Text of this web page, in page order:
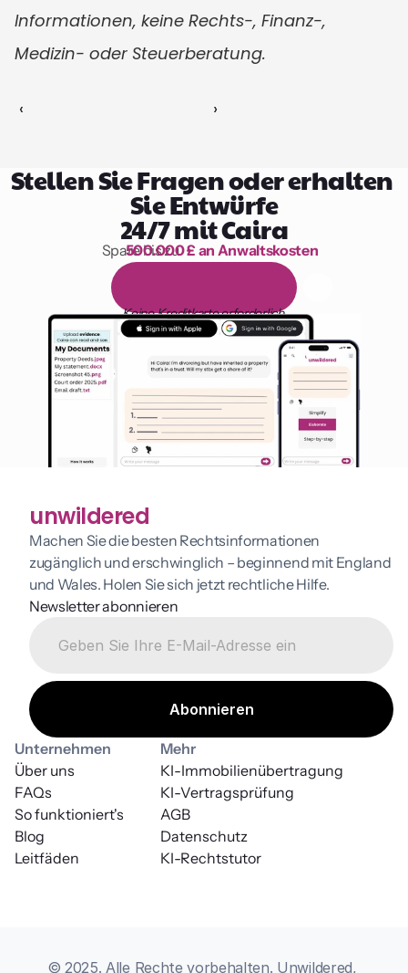
Informationen, keine Rechts-, Finanz-,
Medizin- oder Steuerberatung.
‹ ›
Stellen Sie Fragen oder erhalten
Sie Entwürfe
24/7 mit Caira
1.000 Stunden Lesen
Spare bis zu
500.000 £ an Anwaltskosten
äg on
Keine Kreditkarte erforderlich
unwildered
Machen Sie die besten Rechtsinformationen
zugänglich und erschwinglich – beginnend mit England
und Wales. Holen Sie sich jetzt rechtliche Hilfe.
Newsletter abonnieren
Unternehmen
Über uns
FAQs
So funktioniert's
Blog
Leitfäden
Mehr
AGB
KI-Vertragsprüfung
KI-Rechtstutor
Datenschutz
KI-Immobilienübertragung
© 2025. Alle Rechte vorbehalten. Unwildered,